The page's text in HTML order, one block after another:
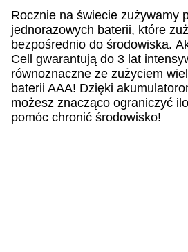
Rocznie na świecie zużywamy
jednorazowych baterii, które
bezpośrednio do środowiska.
Cell gwarantują do 3 lat
równoznaczne ze zużyciem
baterii AAA! Dzięki
możesz znacząco ograniczyć
pomóc chronić środowisko!